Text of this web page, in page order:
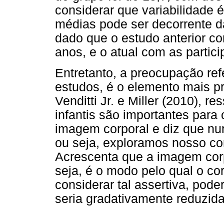
considerar que variabilidade
médias pode ser decorrente
dado que o estudo anterior
anos, e o atual com as
Entretanto, a preocupação
estudos, é o elemento mais
Venditti Jr. e Miller (2010),
infantis são importantes
imagem corporal e diz que
ou seja, exploramos nosso
Acrescenta que a imagem
seja, é o modo pelo qual o
considerar tal assertiva,
seria gradativamente